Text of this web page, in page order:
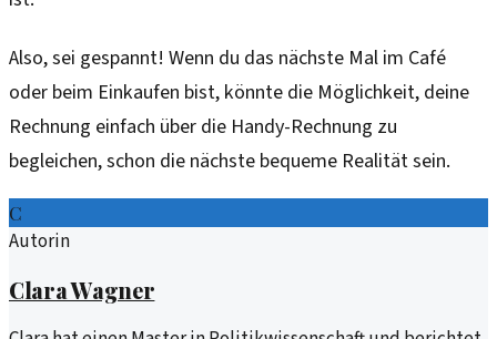
Also, sei gespannt! Wenn du das nächste Mal im Café
oder beim Einkaufen bist, könnte die Möglichkeit, deine
Rechnung einfach über die Handy-Rechnung zu
begleichen, schon die nächste bequeme Realität sein.
C
Autorin
Clara Wagner